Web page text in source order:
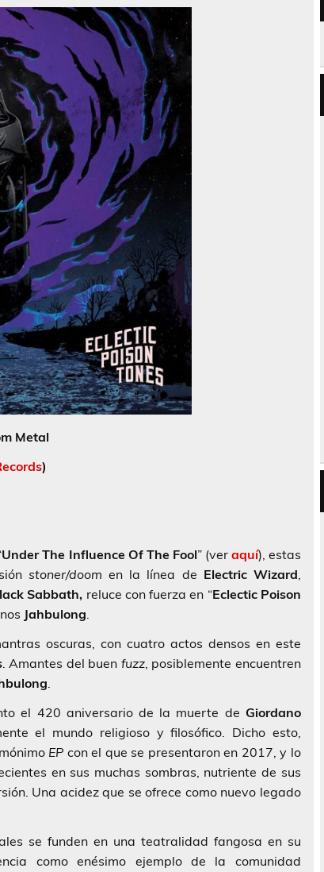
Metal
)
Under The Influence Of The Fool” (ver aquí), estas
stoner/doom en la línea de Electric Wizard,
Sabbath, reluce con fuerza en “Eclectic Poison
Jahbulong.
oscuras, con cuatro actos densos en este
. Amantes del buen fuzz, posiblemente encuentren
.
el 420 aniversario de la muerte de Giordano
el mundo religioso y filosófico. Dicho esto,
EP con el que se presentaron en 2017, y lo
en sus muchas sombras, nutriente de sus
Una acidez que se ofrece como nuevo legado
se funden en una teatralidad fangosa en su
como enésimo ejemplo de la comunidad